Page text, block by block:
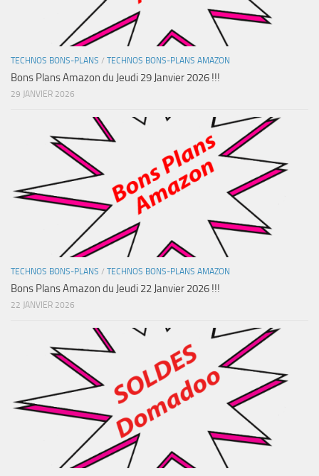
TECHNOS BONS-PLANS / TECHNOS BONS-PLANS AMAZON
Bons Plans Amazon du Jeudi 29 Janvier 2026 !!!
29 JANVIER 2026
TECHNOS BONS-PLANS / TECHNOS BONS-PLANS AMAZON
Bons Plans Amazon du Jeudi 22 Janvier 2026 !!!
22 JANVIER 2026